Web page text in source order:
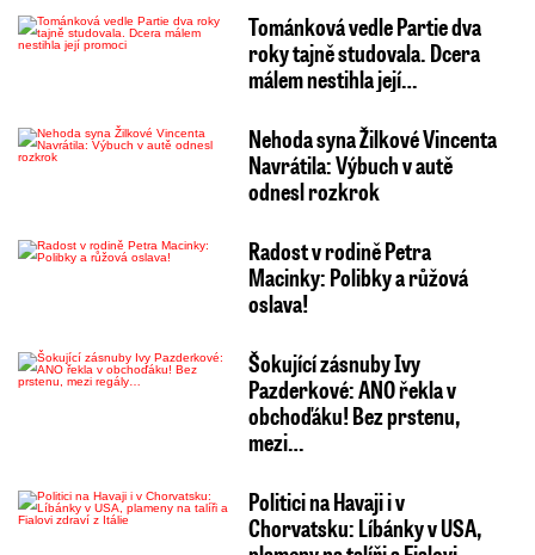
Tománková vedle Partie dva
roky tajně studovala. Dcera
málem nestihla její…
Nehoda syna Žilkové Vincenta
Navrátila: Výbuch v autě
odnesl rozkrok
Radost v rodině Petra
Macinky: Polibky a růžová
oslava!
Šokující zásnuby Ivy
Pazderkové: ANO řekla v
obchoďáku! Bez prstenu,
mezi…
Politici na Havaji i v
Chorvatsku: Líbánky v USA,